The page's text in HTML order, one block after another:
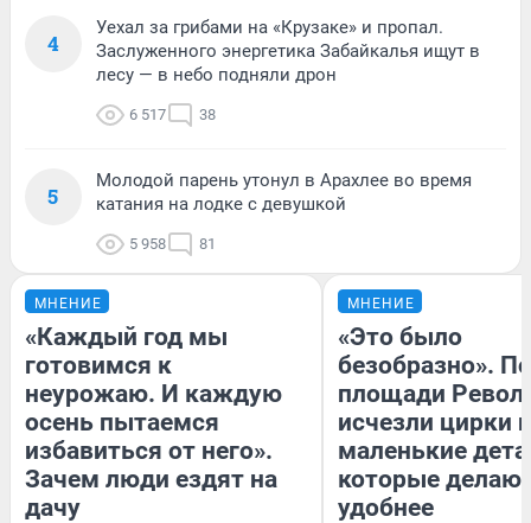
4
Уехал за грибами на «Крузаке» и пропал.
Заслуженного энергетика Забайкалья ищут в
лесу — в небо подняли дрон
6 517 38
5
Молодой парень утонул в Арахлее во время
катания на лодке с девушкой
5 958 81
МНЕНИЕ
«Каждый год мы
готовимся к
неурожаю. И каждую
осень пытаемся
избавиться от него».
Зачем люди ездят на
дачу
МНЕНИЕ
«Это было
безобразно».
площади
исчезли цирки
маленькие
которые
удобнее